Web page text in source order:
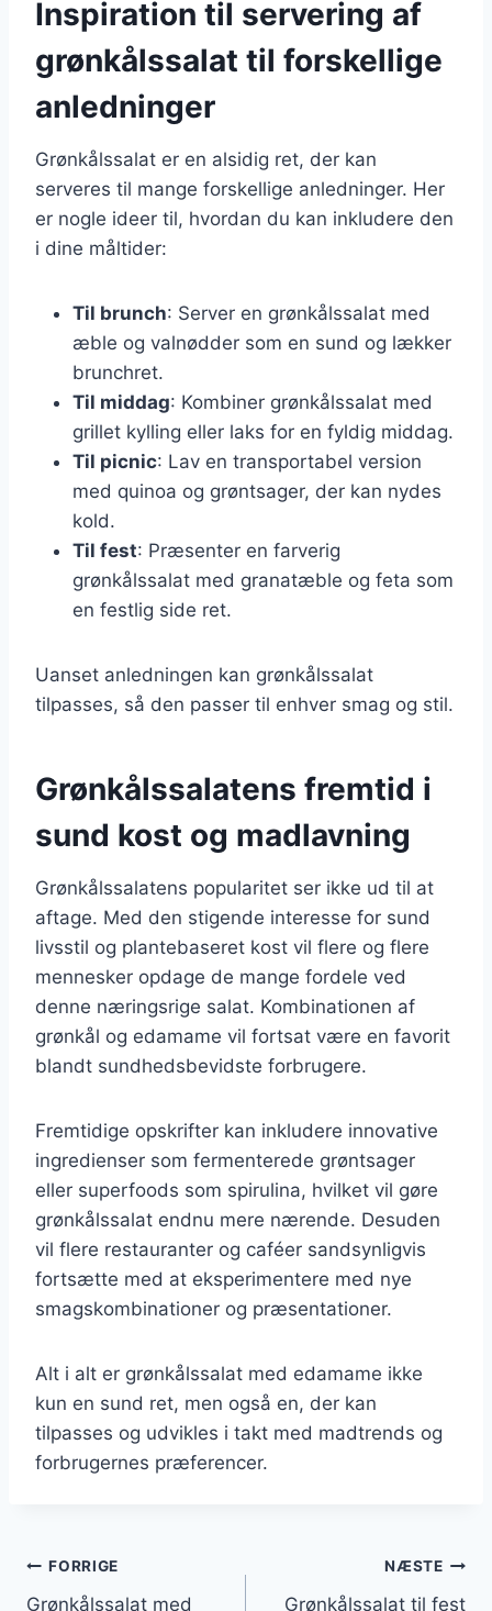
Inspiration til servering af
grønkålssalat til forskellige
anledninger
Grønkålssalat er en alsidig ret, der kan
serveres til mange forskellige anledninger. Her
er nogle ideer til, hvordan du kan inkludere den
i dine måltider:
Til brunch: Server en grønkålssalat med
æble og valnødder som en sund og lækker
brunchret.
Til middag: Kombiner grønkålssalat med
grillet kylling eller laks for en fyldig middag.
Til picnic: Lav en transportabel version
med quinoa og grøntsager, der kan nydes
kold.
Til fest: Præsenter en farverig
grønkålssalat med granatæble og feta som
en festlig side ret.
Uanset anledningen kan grønkålssalat
tilpasses, så den passer til enhver smag og stil.
Grønkålssalatens fremtid i
sund kost og madlavning
Grønkålssalatens popularitet ser ikke ud til at
aftage. Med den stigende interesse for sund
livsstil og plantebaseret kost vil flere og flere
mennesker opdage de mange fordele ved
denne næringsrige salat. Kombinationen af
grønkål og edamame vil fortsat være en favorit
blandt sundhedsbevidste forbrugere.
Fremtidige opskrifter kan inkludere innovative
ingredienser som fermenterede grøntsager
eller superfoods som spirulina, hvilket vil gøre
grønkålssalat endnu mere nærende. Desuden
vil flere restauranter og caféer sandsynligvis
fortsætte med at eksperimentere med nye
smagskombinationer og præsentationer.
Alt i alt er grønkålssalat med edamame ikke
kun en sund ret, men også en, der kan
tilpasses og udvikles i takt med madtrends og
forbrugernes præferencer.
Indlægsnavigation
FORRIGE
Grønkålssalat med
NÆSTE
Grønkålssalat til fest